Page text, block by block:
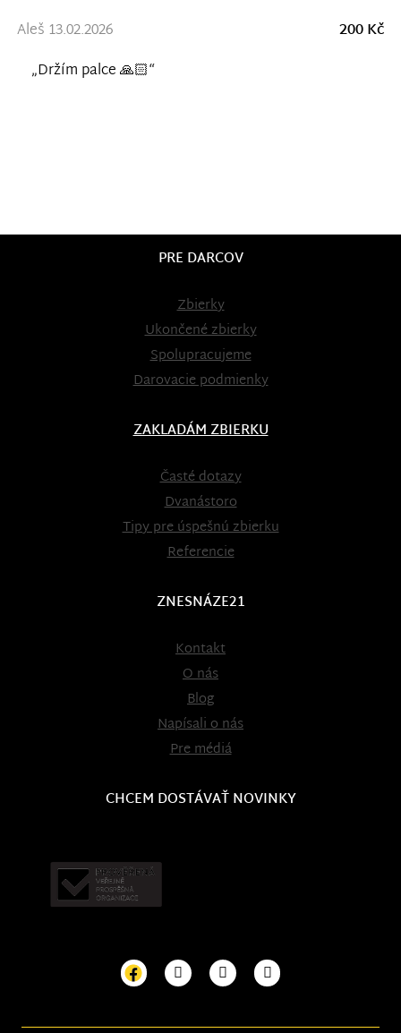
Aleš 13.02.2026
200 Kč
„Držím palce 🙏🏻“
PRE DARCOV
Zbierky
Ukončené zbierky
Spolupracujeme
Darovacie podmienky
ZAKLADÁM ZBIERKU
Časté dotazy
Dvanástoro
Tipy pre úspešnú zbierku
Referencie
ZNESNÁZE21
Kontakt
O nás
Blog
Napísali o nás
Pre médiá
CHCEM DOSTÁVAŤ NOVINKY